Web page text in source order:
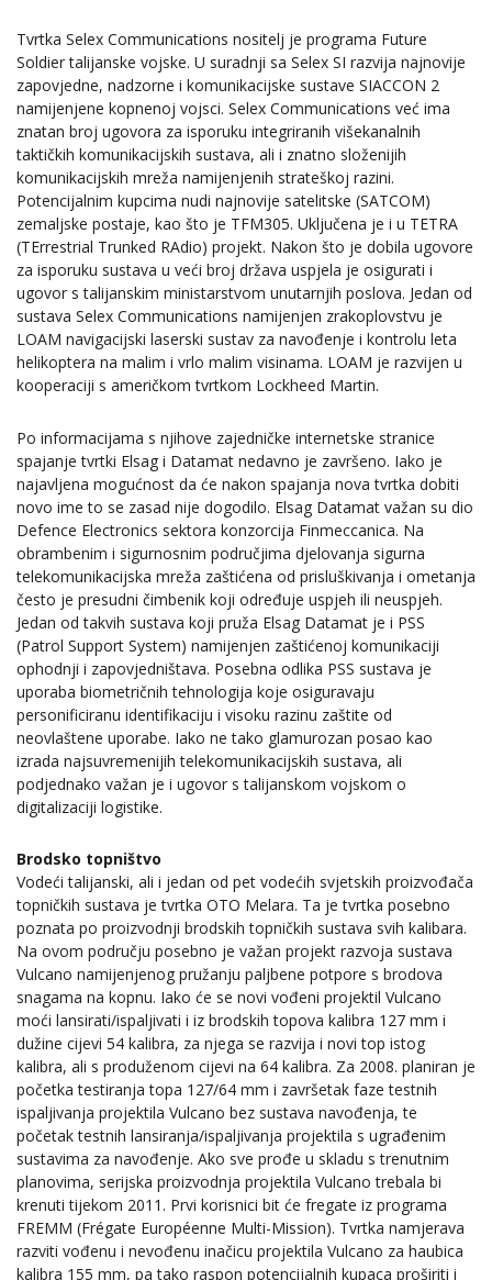
Tvrtka Selex Communications nositelj je programa Future
Soldier talijanske vojske. U suradnji sa Selex SI razvija najnovije
zapovjedne, nadzorne i komunikacijske sustave SIACCON 2
namijenjene kopnenoj vojsci. Selex Communications već ima
znatan broj ugovora za isporuku integriranih višekanalnih
taktičkih komunikacijskih sustava, ali i znatno složenijih
komunikacijskih mreža namijenjenih strateškoj razini.
Potencijalnim kupcima nudi najnovije satelitske (SATCOM)
zemaljske postaje, kao što je TFM305. Uključena je i u TETRA
(TErrestrial Trunked RAdio) projekt. Nakon što je dobila ugovore
za isporuku sustava u veći broj država uspjela je osigurati i
ugovor s talijanskim ministarstvom unutarnjih poslova. Jedan od
sustava Selex Communications namijenjen zrakoplovstvu je
LOAM navigacijski laserski sustav za navođenje i kontrolu leta
helikoptera na malim i vrlo malim visinama. LOAM je razvijen u
kooperaciji s američkom tvrtkom Lockheed Martin.
Po informacijama s njihove zajedničke internetske stranice
spajanje tvrtki Elsag i Datamat nedavno je završeno. Iako je
najavljena mogućnost da će nakon spajanja nova tvrtka dobiti
novo ime to se zasad nije dogodilo. Elsag Datamat važan su dio
Defence Electronics sektora konzorcija Finmeccanica. Na
obrambenim i sigurnosnim područjima djelovanja sigurna
telekomunikacijska mreža zaštićena od prisluškivanja i ometanja
često je presudni čimbenik koji određuje uspjeh ili neuspjeh.
Jedan od takvih sustava koji pruža Elsag Datamat je i PSS
(Patrol Support System) namijenjen zaštićenoj komunikaciji
ophodnji i zapovjedništava. Posebna odlika PSS sustava je
uporaba biometričnih tehnologija koje osiguravaju
personificiranu identifikaciju i visoku razinu zaštite od
neovlaštene uporabe. Iako ne tako glamurozan posao kao
izrada najsuvremenijih telekomunikacijskih sustava, ali
podjednako važan je i ugovor s talijanskom vojskom o
digitalizaciji logistike.
Brodsko topništvo
Vodeći talijanski, ali i jedan od pet vodećih svjetskih proizvođača
topničkih sustava je tvrtka OTO Melara. Ta je tvrtka posebno
poznata po proizvodnji brodskih topničkih sustava svih kalibara.
Na ovom području posebno je važan projekt razvoja sustava
Vulcano namijenjenog pružanju paljbene potpore s brodova
snagama na kopnu. Iako će se novi vođeni projektil Vulcano
moći lansirati/ispaljivati i iz brodskih topova kalibra 127 mm i
dužine cijevi 54 kalibra, za njega se razvija i novi top istog
kalibra, ali s produženom cijevi na 64 kalibra. Za 2008. planiran je
početka testiranja topa 127/64 mm i završetak faze testnih
ispaljivanja projektila Vulcano bez sustava navođenja, te
početak testnih lansiranja/ispaljivanja projektila s ugrađenim
sustavima za navođenje. Ako sve prođe u skladu s trenutnim
planovima, serijska proizvodnja projektila Vulcano trebala bi
krenuti tijekom 2011. Prvi korisnici bit će fregate iz programa
FREMM (Frégate Européenne Multi-Mission). Tvrtka namjerava
razviti vođenu i nevođenu inačicu projektila Vulcano za haubica
kalibra 155 mm, pa tako raspon potencijalnih kupaca proširiti i